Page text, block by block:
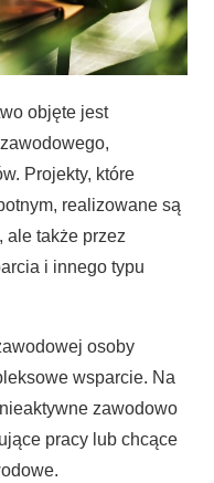
objęte jest
Projekty, które
realizowane są
ale także przez
i innego typu
osoby
wsparcie. Na
zawodowo
pracy lub chcące